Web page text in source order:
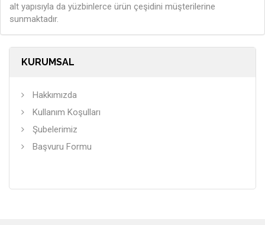
alt yapısıyla da yüzbinlerce ürün çeşidini müşterilerine
sunmaktadır.
KURUMSAL
Hakkımızda
Kullanım Koşulları
Şubelerimiz
Başvuru Formu